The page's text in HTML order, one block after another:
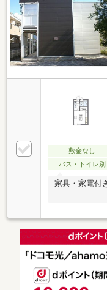
敷金なし
バス・トイレ別
家具・家電付